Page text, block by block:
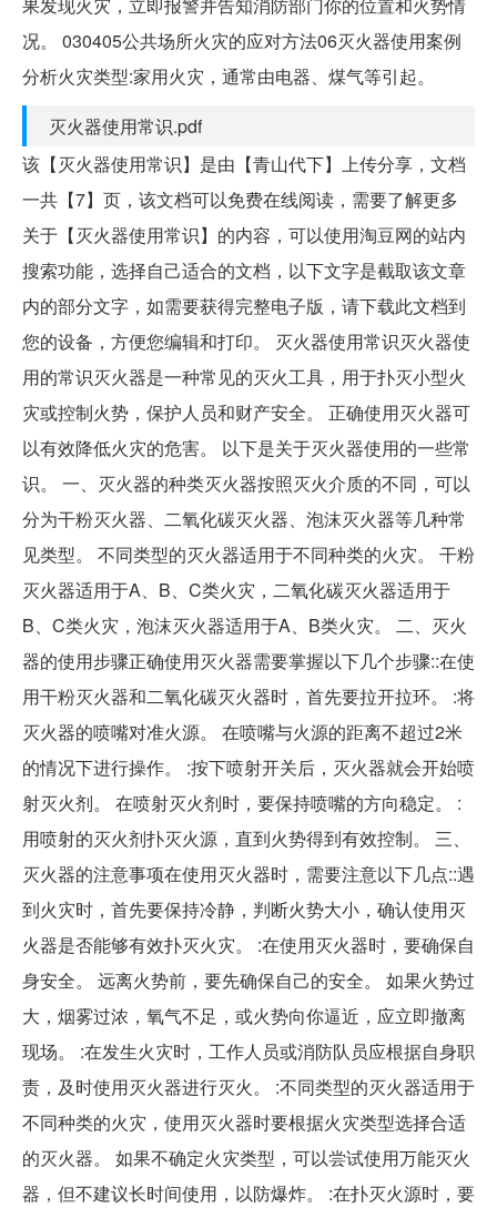
况。 030405公共场所火灾的应对方法06灭火器使用案例
分析火灾类型:家用火灾，通常由电器、煤气等引起。
灭火器使用常识.pdf
该【灭火器使用常识】是由【青山代下】上传分享，文档
一共【7】页，该文档可以免费在线阅读，需要了解更多
关于【灭火器使用常识】的内容，可以使用淘豆网的站内
搜索功能，选择自己适合的文档，以下文字是截取该文章
内的部分文字，如需要获得完整电子版，请下载此文档到
您的设备，方便您编辑和打印。 灭火器使用常识灭火器使
用的常识灭火器是一种常见的灭火工具，用于扑灭小型火
灾或控制火势，保护人员和财产安全。 正确使用灭火器可
以有效降低火灾的危害。 以下是关于灭火器使用的一些常
识。 一、灭火器的种类灭火器按照灭火介质的不同，可以
分为干粉灭火器、二氧化碳灭火器、泡沫灭火器等几种常
见类型。 不同类型的灭火器适用于不同种类的火灾。 干粉
灭火器适用于A、B、C类火灾，二氧化碳灭火器适用于
B、C类火灾，泡沫灭火器适用于A、B类火灾。 二、灭火
器的使用步骤正确使用灭火器需要掌握以下几个步骤::在使
用干粉灭火器和二氧化碳灭火器时，首先要拉开拉环。 :将
灭火器的喷嘴对准火源。 在喷嘴与火源的距离不超过2米
的情况下进行操作。 :按下喷射开关后，灭火器就会开始喷
射灭火剂。 在喷射灭火剂时，要保持喷嘴的方向稳定。 :
用喷射的灭火剂扑灭火源，直到火势得到有效控制。 三、
灭火器的注意事项在使用灭火器时，需要注意以下几点::遇
到火灾时，首先要保持冷静，判断火势大小，确认使用灭
火器是否能够有效扑灭火灾。 :在使用灭火器时，要确保自
身安全。 远离火势前，要先确保自己的安全。 如果火势过
大，烟雾过浓，氧气不足，或火势向你逼近，应立即撤离
现场。 :在发生火灾时，工作人员或消防队员应根据自身职
责，及时使用灭火器进行灭火。 :不同类型的灭火器适用于
不同种类的火灾，使用灭火器时要根据火灾类型选择合适
的灭火器。 如果不确定火灾类型，可以尝试使用万能灭火
器，但不建议长时间使用，以防爆炸。 :在扑灭火源时，要